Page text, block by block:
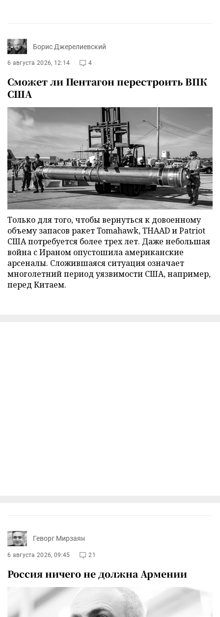
Борис Джерелиевский
6 августа 2026, 12:14 4
Сможет ли Пентагон перестроить ВПК
США
Только для того, чтобы вернуться к довоенному
объему запасов ракет Tomahawk, THAAD и Patriot
США потребуется более трех лет. Даже небольшая
война с Ираном опустошила американские
арсеналы. Сложившаяся ситуация означает
многолетний период уязвимости США, например,
перед Китаем.
Геворг Мирзаян
6 августа 2026, 09:45 21
Россия ничего не должна Армении